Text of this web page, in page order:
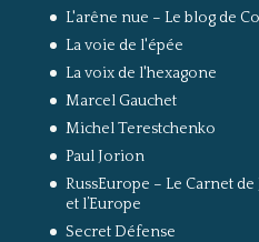
L'arêne nue – Le blog de
La voie de l'épée
La voix de l'hexagone
Marcel Gauchet
Michel Terestchenko
Paul Jorion
RussEurope – Le Carnet de
et l’Europe
Secret Défense